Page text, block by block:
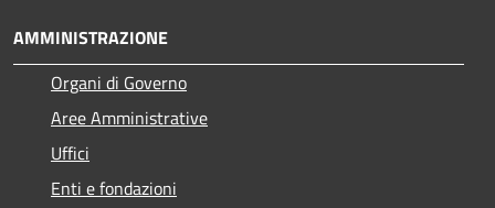
AMMINISTRAZIONE
Organi di Governo
Aree Amministrative
Uffici
Enti e fondazioni